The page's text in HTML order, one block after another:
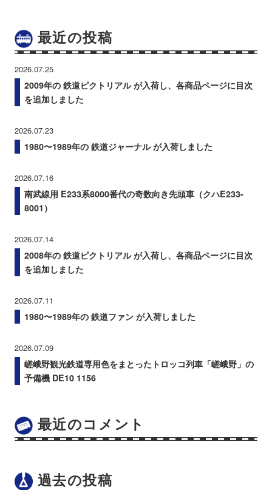
最近の投稿
2026.07.25
2009年の 鉄道ピクトリアル が入荷し、各商品ページに目次
を追加しました
2026.07.23
1980〜1989年の 鉄道ジャーナル が入荷しました
2026.07.16
南武線用 E233系8000番代の奇数向き先頭車（クハE233-
8001）
2026.07.14
2008年の 鉄道ピクトリアル が入荷し、各商品ページに目次
を追加しました
2026.07.11
1980〜1989年の 鉄道ファン が入荷しました
2026.07.09
嵯峨野観光鉄道専用色をまとったトロッコ列車「嵯峨野」の
予備機 DE10 1156
最近のコメント
過去の投稿